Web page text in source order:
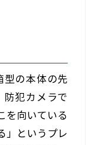
型の本体の先
犯カメラで
を向いている
」というプレ